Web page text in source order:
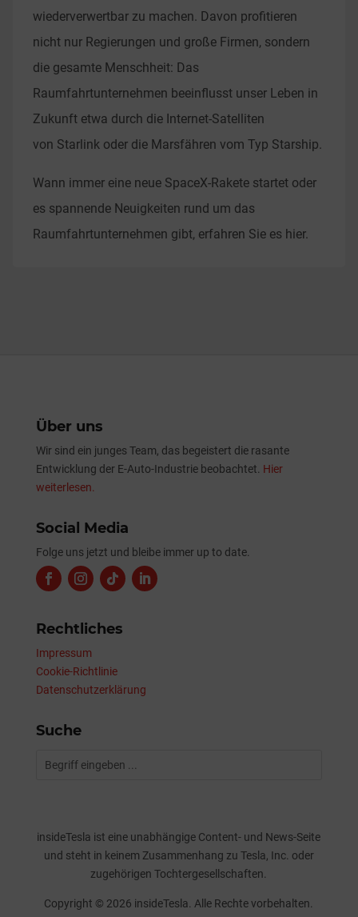
wiederverwertbar zu machen. Davon profitieren
nicht nur Regierungen und große Firmen, sondern
die gesamte Menschheit: Das
Raumfahrtunternehmen beeinflusst unser Leben in
Zukunft etwa durch die Internet-Satelliten
von Starlink oder die Marsfähren vom Typ Starship.
Wann immer eine neue SpaceX-Rakete startet oder
es spannende Neuigkeiten rund um das
Raumfahrtunternehmen gibt, erfahren Sie es hier.
Über uns
Wir sind ein junges Team, das begeistert die rasante
Entwicklung der E-Auto-Industrie beobachtet. Hier
weiterlesen.
Social Media
Folge uns jetzt und bleibe immer up to date.
Rechtliches
Impressum
Cookie-Richtlinie
Datenschutzerklärung
Suche
insideTesla ist eine unabhängige Content- und News-Seite
und steht in keinem Zusammenhang zu Tesla, Inc. oder
zugehörigen Tochtergesellschaften.
Copyright © 2026 insideTesla. Alle Rechte vorbehalten.